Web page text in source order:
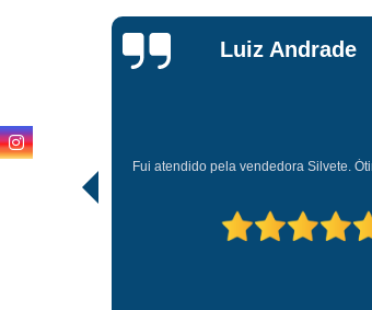
Karla
Aparecida
preciso d alguma coisa eles m